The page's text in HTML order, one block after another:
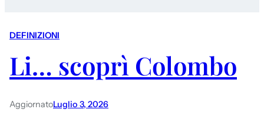
DEFINIZIONI
Li… scoprì Colombo
AggiornatoLuglio 3, 2026